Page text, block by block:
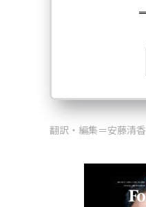
翻訳・編集＝安藤清香